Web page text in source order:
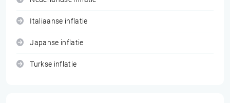
Italiaanse inflatie
Japanse inflatie
Turkse inflatie